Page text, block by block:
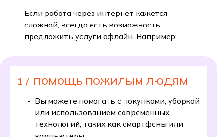
Если работа через интернет кажется
сложной, всегда есть возможность
предложить услуги офлайн. Например:
1 / ПОМОЩЬ ПОЖИЛЫМ ЛЮДЯМ
Вы можете помогать с покупками, уборкой
или использованием современных
технологий, таких как смартфоны или